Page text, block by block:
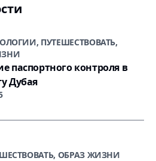
ПУТЕШЕСТВОВАТЬ,
паспортного контроля в
Дубая
ОБРАЗ ЖИЗНИ